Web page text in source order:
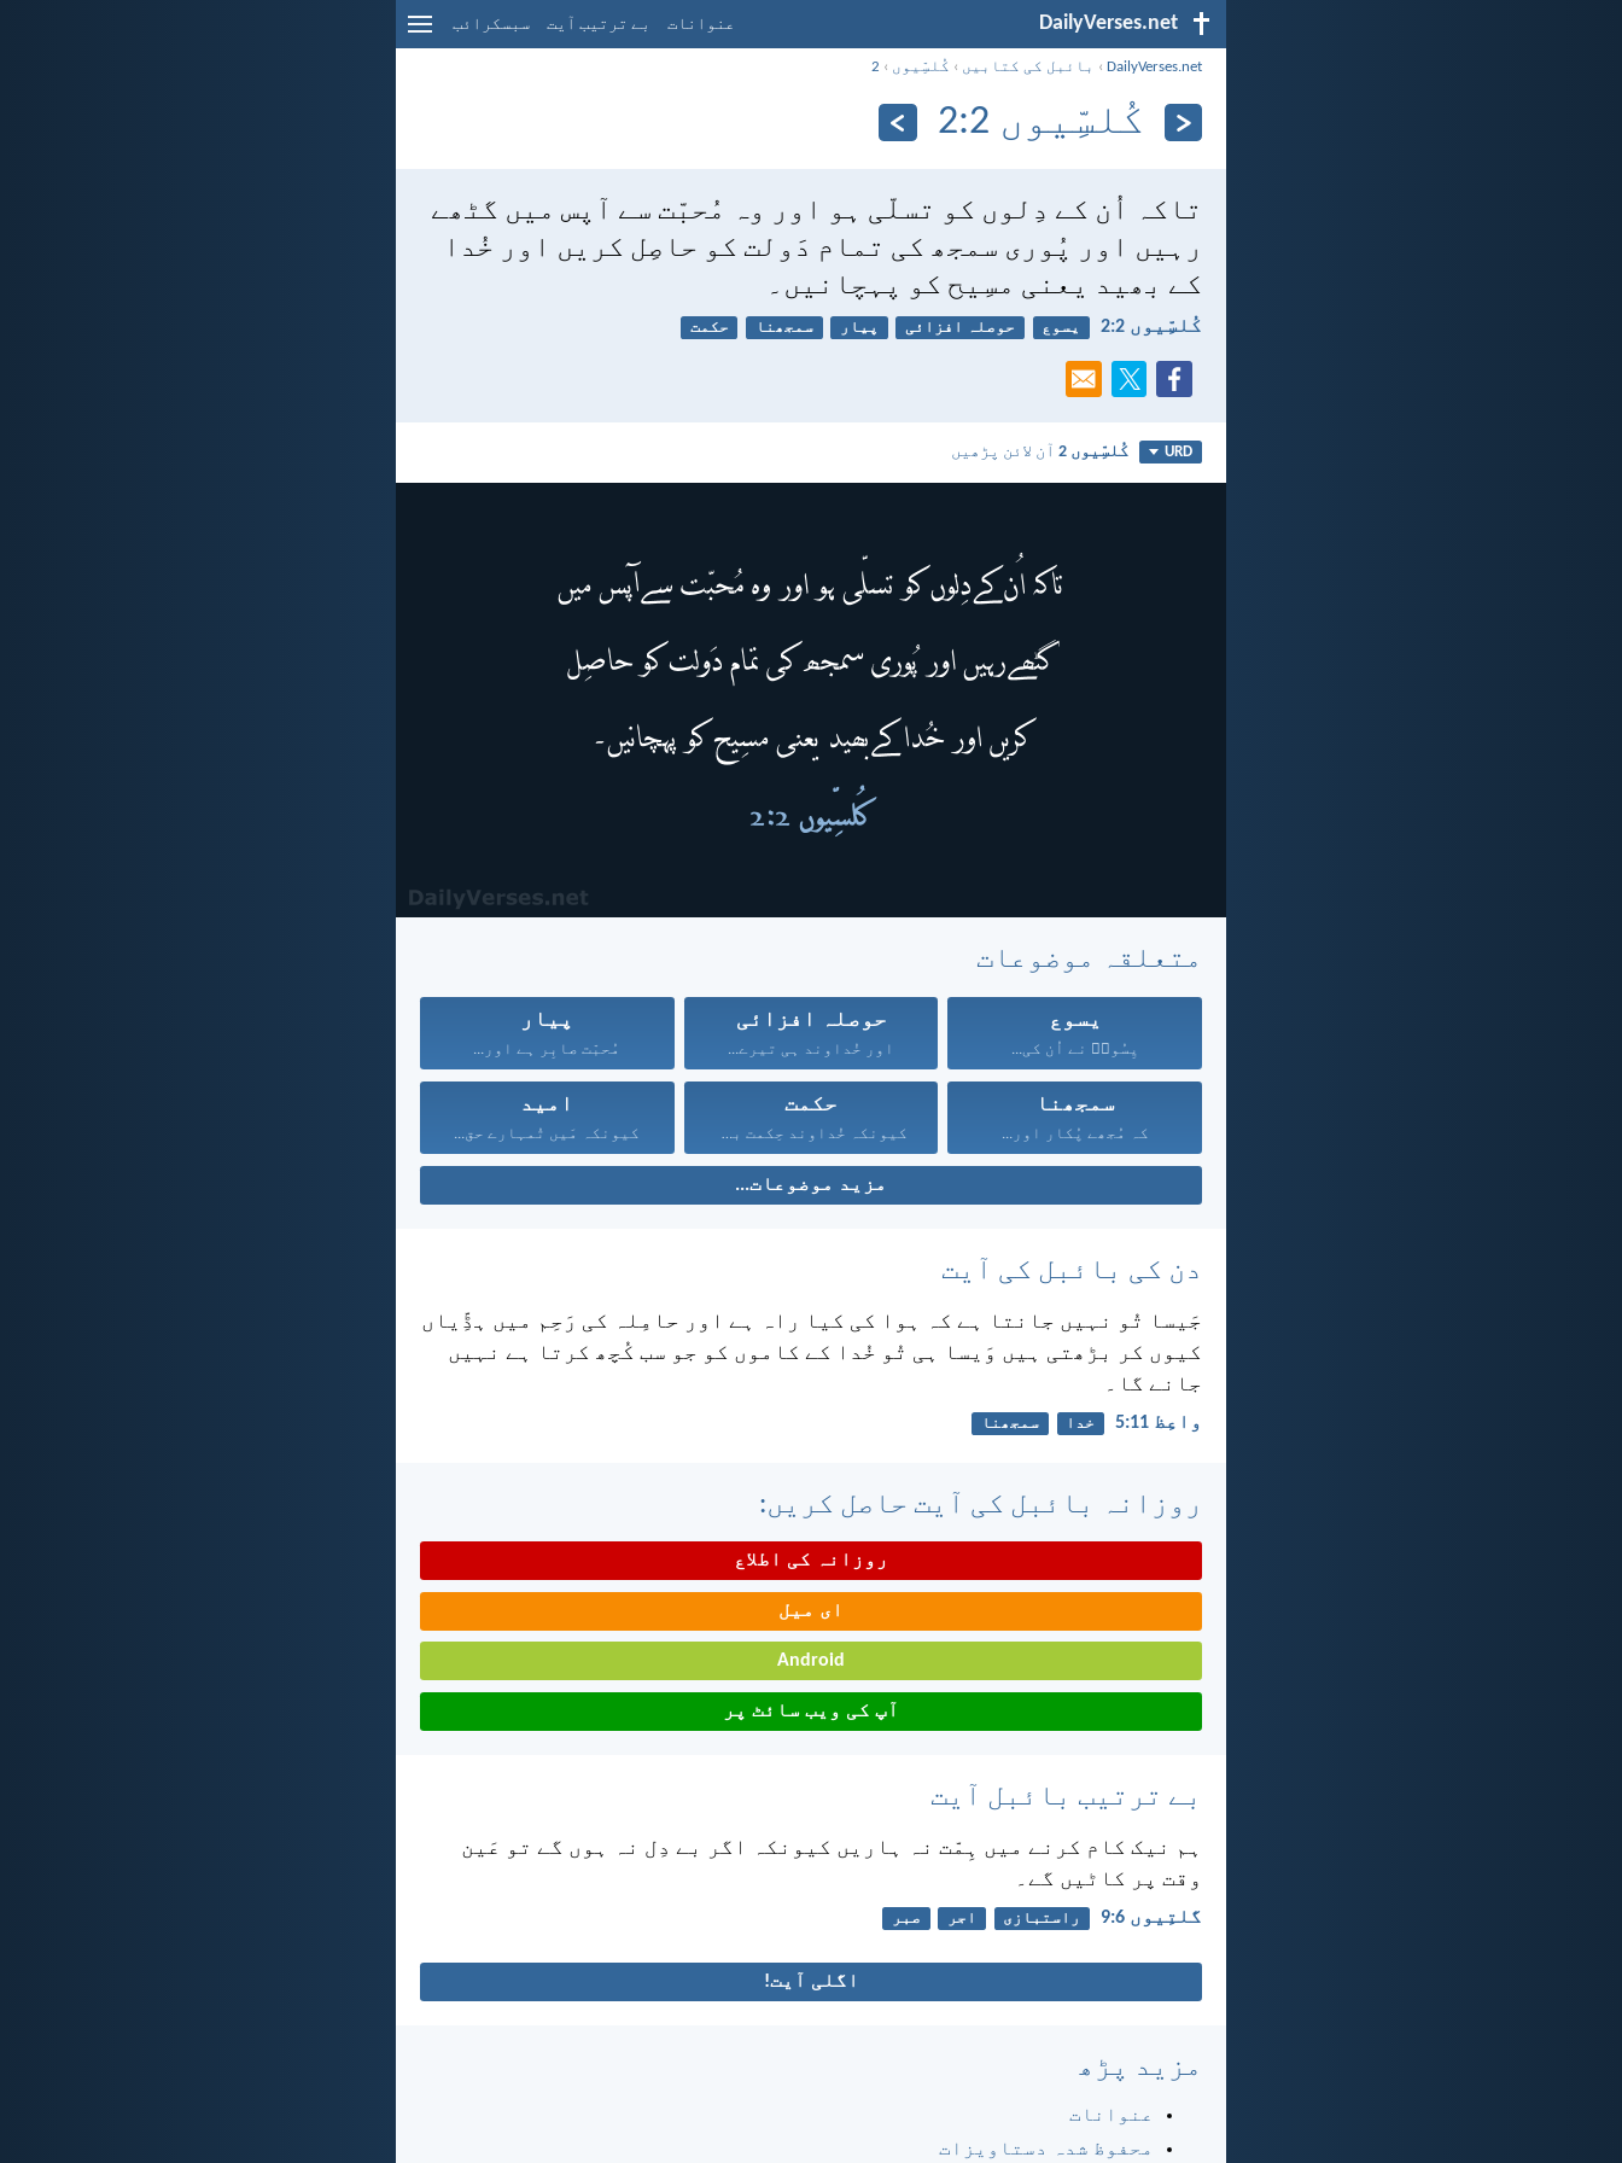
DailyVerses.net عنوانات بے ترتیب آیت سبسکرائب
DailyVerses.net
› بائبل کی کتابیں › کُلسِّیوں ›
2
کُلسِّیوں 2:‏2
تاکہ اُن کے دِلوں کو تسلّی ہو اور وہ مُحبّت سے آپس میں گٹھے
رہیں اور پُوری سمجھ کی تمام دَولت کو حاصِل کریں اور خُدا
کے بھید یعنی مسِیح کو پہچانیں۔
کُلسِّیوں 2:‏2 یسوع حوصلہ افزائی پیار سمجھنا حکمت
URD کُلسِّیوں 2 آن لائن پڑھیں
متعلقہ موضوعات
یسوع
یِسُوعؔ نے اُن کی...
حوصلہ افزائی
اور خُداوند ہی تیرے...
پیار
مُحبّت صابِر ہے اور...
سمجھنا
کہ مُجھے پُکار اور...
حکمت امید
کیونکہ مَیں تُمہارے حق...
مزید موضوعات...
دن کی بائبل کی آیت
جَیسا تُو نہیں جانتا ہے کہ ہوا کی کیا راہ ہے اور حامِلہ کی رَحِم میں ہڈِّیاں
کیوں کر بڑھتی ہیں وَیسا ہی تُو خُدا کے کاموں کو جو سب کُچھ کرتا ہے نہیں
جانے گا۔
واعِظ 11:‏5 خدا سمجھنا
روزانہ بائبل کی آیت حاصل کریں:
روزانہ کی اطلاع
ای میل
Android
آپ کی ویب سائٹ پر
بے ترتیب بائبل آیت
ہم نیک کام کرنے میں ہِمّت نہ ہاریں کیونکہ اگر بے دِل نہ ہوں گے تو عَین
وقت پر کاٹیں گے۔
گلتِیوں 6:‏9 راستبازی اجر صبر
اگلی آیت!
مزید پڑھ
عنوانات
محفوظ شدہ دستاویزات